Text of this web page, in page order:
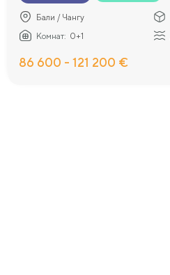
Бали / Чангу
Комнат: 0+1
86 600 - 121 200 €